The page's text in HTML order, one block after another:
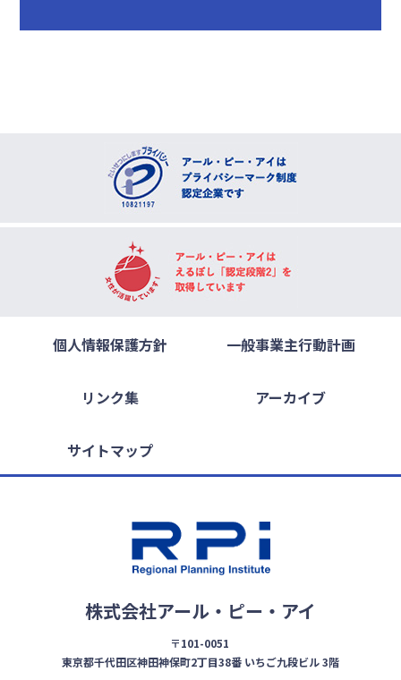
個人情報保護方針 一般事業主行動計画
リンク集 アーカイブ
サイトマップ
株式会社アール・ピー・アイ
〒101-0051
東京都千代田区神田神保町2丁目38番 いちご九段ビル 3階